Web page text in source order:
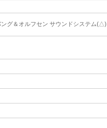
ング＆オルフセン サウンドシステム(△)